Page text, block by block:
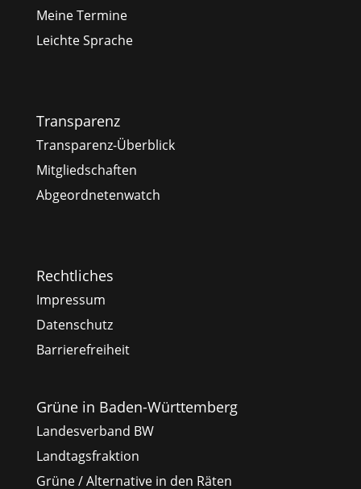
Meine Termine
Leichte Sprache
Transparenz
Transparenz-Überblick
Mitgliedschaften
Abgeordnetenwatch
Rechtliches
Impressum
Datenschutz
Barrierefreiheit
Grüne in Baden-Württemberg
Landesverband BW
Landtagsfraktion
Grüne / Alternative in den Räten